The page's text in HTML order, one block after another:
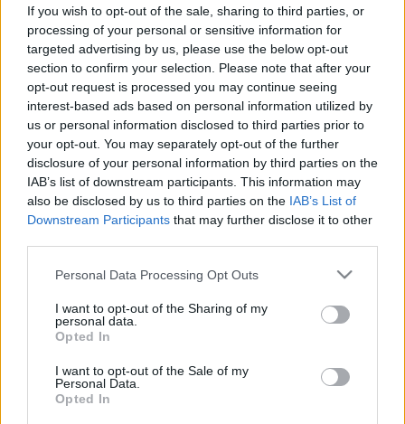
If you wish to opt-out of the sale, sharing to third parties, or
processing of your personal or sensitive information for
targeted advertising by us, please use the below opt-out
section to confirm your selection. Please note that after your
opt-out request is processed you may continue seeing
interest-based ads based on personal information utilized by
us or personal information disclosed to third parties prior to
your opt-out. You may separately opt-out of the further
disclosure of your personal information by third parties on the
IAB’s list of downstream participants. This information may
also be disclosed by us to third parties on the IAB’s List of
Downstream Participants that may further disclose it to other
Please note that this website/app uses one or more Google
not limited to your visit or usage behaviour. You may click to
grant or deny consent to Google and its third-party tags to
use your data for below specified purposes in below Google
consent section.
Personal Data Processing Opt Outs
I want to opt-out of the Sharing of my
personal data.
Opted In
I want to opt-out of the Sale of my
Personal Data.
Opted In
Ennyire veszélyes mikrohullámú
sütőben vizet és tejet melegíteni: a
legtöbben nem is sejtik, hogy
robbanásszerű forrást okozhatnak
vele!